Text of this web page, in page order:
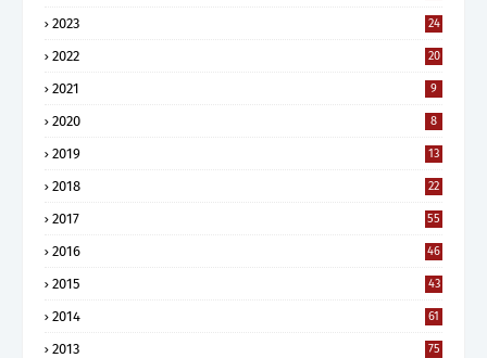
2023 24
2022 20
2021 9
2020 8
2019 13
2018 22
2017 55
2016 46
2015 43
2014 61
2013 75